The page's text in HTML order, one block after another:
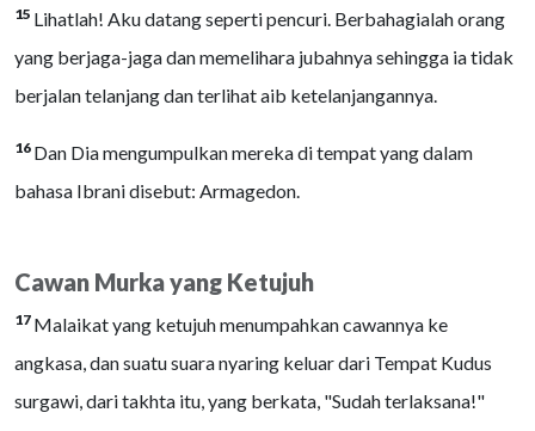
15 Lihatlah! Aku datang seperti pencuri. Berbahagialah orang
yang berjaga-jaga dan memelihara jubahnya sehingga ia tidak
berjalan telanjang dan terlihat aib ketelanjangannya.
16 Dan Dia mengumpulkan mereka di tempat yang dalam
bahasa Ibrani disebut: Armagedon.
Cawan Murka yang Ketujuh
17 Malaikat yang ketujuh menumpahkan cawannya ke
angkasa, dan suatu suara nyaring keluar dari Tempat Kudus
surgawi, dari takhta itu, yang berkata, "Sudah terlaksana!"